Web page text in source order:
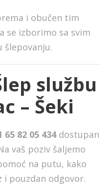
i obučen tim
se izborimo sa svim
šlepovanju.
službu
– Šeki
65 82 05 434dostupan
vaš poziv šaljemo
na putu, kako
pouzdan odgovor.